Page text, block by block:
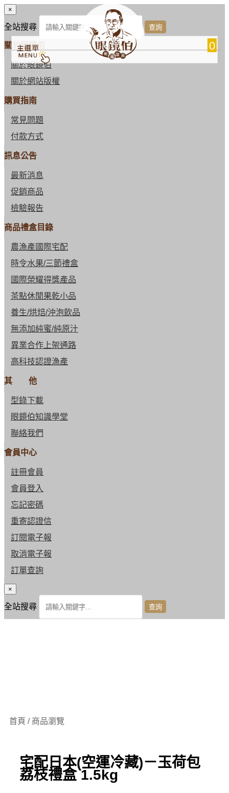
0
×
全站搜尋
關於眼鏡伯
關於眼鏡伯
關於網站版權
購買指南
常見問題
付款方式
訊息公告
最新消息
促銷商品
檢驗報告
商品禮盒目錄
農漁產國際宅配
時令水果/三節禮盒
國際榮耀得獎產品
茶點休閒果乾小品
養生/烘焙/沖泡飲品
無添加純蜜/純原汁
異業合作上架通路
高科技認證漁產
其 他
型錄下載
眼鏡伯知識學堂
聯絡我們
會員中心
註冊會員
會員登入
忘記密碼
重寄認證信
訂閱電子報
取消電子報
訂單查詢
×
全站搜尋
首頁 / 商品瀏覽
宅配日本(空運冷藏)－玉荷包
荔枝禮盒 1.5kg